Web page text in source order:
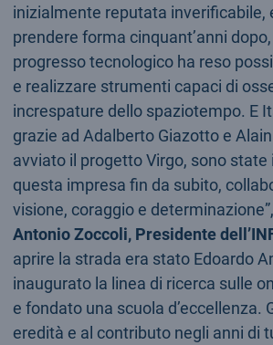
inizialmente reputata inverificabile,
prendere forma cinquant’anni
progresso tecnologico ha reso
e realizzare strumenti capaci di
increspature dello spaziotempo. E
grazie ad Adalberto Giazotto e
avviato il progetto Virgo, sono state
questa impresa fin da subito,
visione, coraggio e
Antonio Zoccoli, Presidente
aprire la strada era stato Edoardo
inaugurato la linea di ricerca sulle
e fondato una scuola d’eccellenza.
eredità e al contributo negli anni di